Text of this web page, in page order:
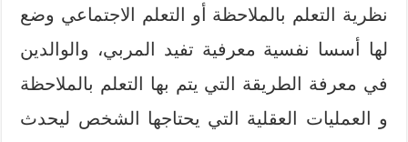
نظرية التعلم بالملاحظة أو التعلم الاجتماعي وضع
لها أسسا نفسية معرفية تفيد المربي، والوالدين
في معرفة الطريقة التي يتم بها التعلم بالملاحظة
و العمليات العقلية التي يحتاجها الشخص ليحدث